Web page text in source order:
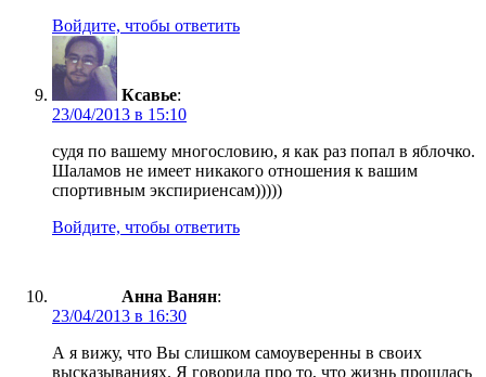
Войдите, чтобы ответить
Ксавье:
23/04/2013 в 15:10
судя по вашему многословию, я как раз попал в яблочко.
Шаламов не имеет никакого отношения к вашим
спортивным экспириенсам)))))
Войдите, чтобы ответить
Анна Ванян:
23/04/2013 в 16:30
А я вижу, что Вы слишком самоуверенны в своих
высказываниях. Я говорила про то, что жизнь прошлась